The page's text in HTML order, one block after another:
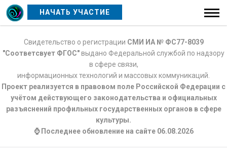
НАЧАТЬ УЧАСТИЕ
Свидетельство о регистрации СМИ ИА № ФС77-8039
"Соответсвует ФГОС"выдано Федеральной службой по надзору
в сфере связи,
информационных технологий и массовых коммуникаций.
Проект реализуется в правовом поле Российской Федерации с
учётом действующего законодательства и официальных
разъяснений профильных государственных органов в сфере
культуры.
⌚ Последнее обновление на сайте 06.08.2026